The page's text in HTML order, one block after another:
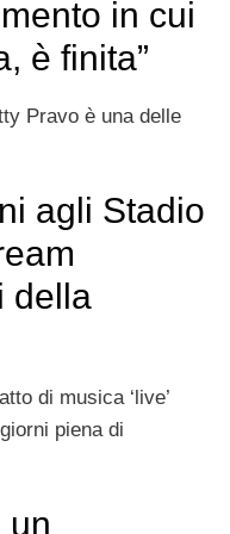
in cui
è finita”
Pravo è una delle
agli Stadio
della
di musica ‘live’
piena di
un